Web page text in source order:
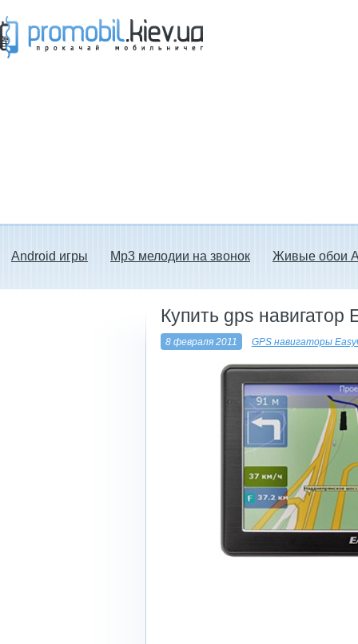
Android игры Mp3 мелодии на звонок Живые обои
Купить gps навигатор
8 февраля 2011 GPS навигаторы